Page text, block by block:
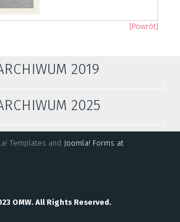
[Powrót]
2019
2025
Templates and Joomla! Forms at
OMW. All Rights Reserved.